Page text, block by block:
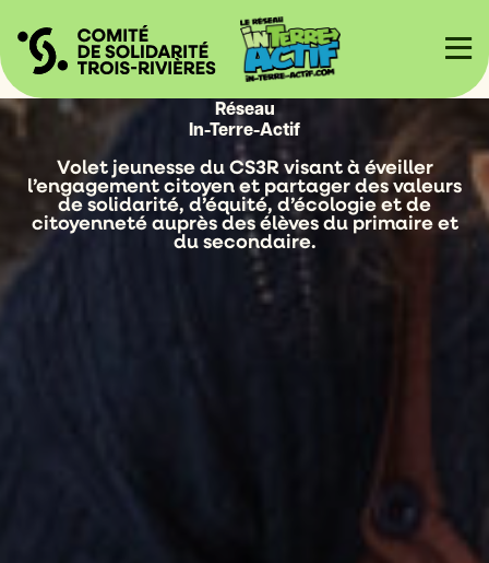
Réseau
In-Terre-Actif
Volet jeunesse du CS3R visant à éveiller
l’engagement citoyen et partager des valeurs
de solidarité, d’équité, d’écologie et de
citoyenneté auprès des élèves du primaire et
du secondaire.